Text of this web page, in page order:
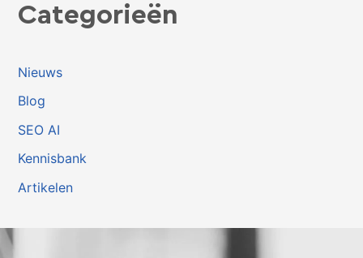
Categorieën
Nieuws
Blog
SEO AI
Kennisbank
Artikelen